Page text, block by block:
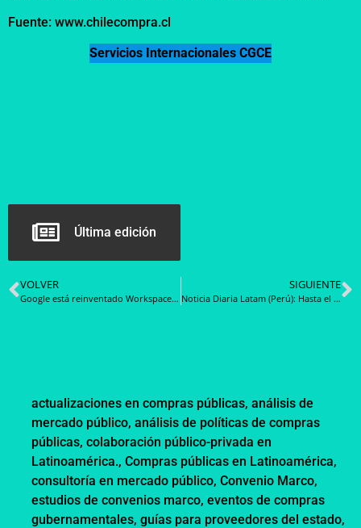
Fuente: www.chilecompra.cl
Servicios Internacionales CGCE
Última edición
VOLVER
Google está reinventado Workspace con Gemini: lee en alto tus documentos, genera imágenes, da respuestas detalladas, etc.
SIGUIENTE
Noticia Diaria Latam (Perú): Hasta el 10 de septiembre se reciben aportes para los proyectos de Fichas de Homologación de prendas de franela para niños y adultos mayores
actualizaciones en compras públicas, análisis de
mercado público, análisis de políticas de compras
públicas, colaboración público-privada en
Latinoamérica., Compras públicas en Latinoamérica,
consultoría en mercado público, Convenio Marco,
estudios de convenios marco, eventos de compras
gubernamentales, guías para proveedores del estado,